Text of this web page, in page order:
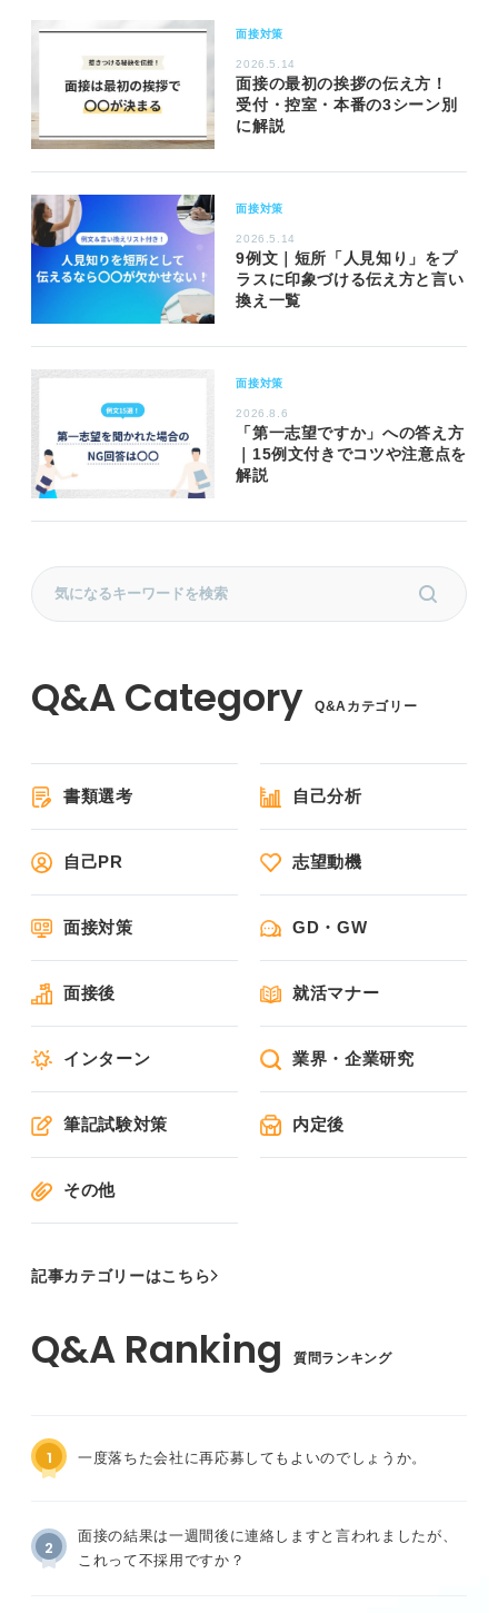
面接対策
2026.5.14
面接の最初の挨拶の伝え方！
受付・控室・本番の3シーン別
に解説
面接対策
2026.5.14
9例文｜短所「人見知り」をプ
ラスに印象づける伝え方と言い
換え一覧
面接対策
2026.8.6
「第一志望ですか」への答え方
｜15例文付きでコツや注意点を
解説
Q&Aカテゴリー
書類選考 自己分析
自己PR 志望動機
面接対策 GD・GW
面接後 就活マナー
インターン 業界・企業研究
筆記試験対策 内定後
その他
記事カテゴリーはこちら
質問ランキング
1 一度落ちた会社に再応募してもよいのでしょうか。
2
面接の結果は一週間後に連絡しますと言われましたが、
これって不採用ですか？